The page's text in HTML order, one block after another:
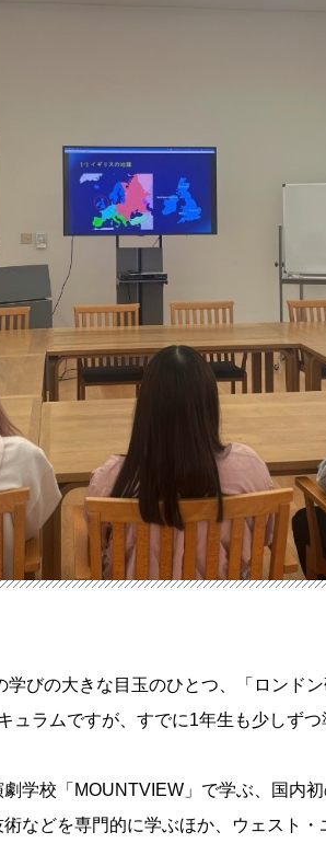
びの大きな目玉のひとつ、「ロンドン
ュラムですが、 すでに1年生も少しずつ
学校「MOUNTVIEW」 で学ぶ、国内
などを専門的に学ぶほか、
ウェスト・